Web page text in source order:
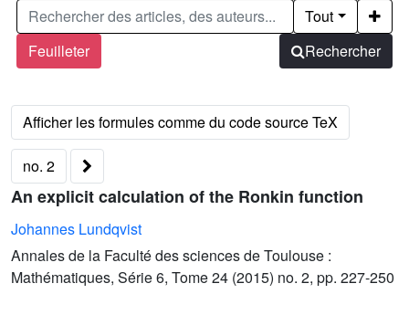
Feuilleter
Tout
Rechercher
no. 2
An explicit calculation of the Ronkin function
Johannes Lundqvist
Annales de la Faculté des sciences de Toulouse :
Mathématiques, Série 6, Tome 24 (2015) no. 2, pp. 227-250